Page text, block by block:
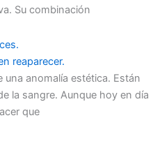
Su combinación
reaparecer.
anomalía estética. Están
la sangre. Aunque hoy en día
que